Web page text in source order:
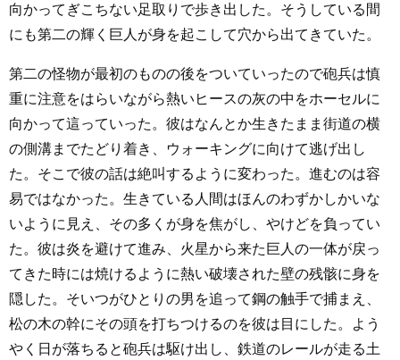
向かってぎこちない足取りで歩き出した。そうしている間
にも第二の輝く巨人が身を起こして穴から出てきていた。
第二の怪物が最初のものの後をついていったので砲兵は慎
重に注意をはらいながら熱いヒースの灰の中をホーセルに
向かって這っていった。彼はなんとか生きたまま街道の横
の側溝までたどり着き、ウォーキングに向けて逃げ出し
た。そこで彼の話は絶叫するように変わった。進むのは容
易ではなかった。生きている人間はほんのわずかしかいな
いように見え、その多くが身を焦がし、やけどを負ってい
た。彼は炎を避けて進み、火星から来た巨人の一体が戻っ
てきた時には焼けるように熱い破壊された壁の残骸に身を
隠した。そいつがひとりの男を追って鋼の触手で捕まえ、
松の木の幹にその頭を打ちつけるのを彼は目にした。よう
やく日が落ちると砲兵は駆け出し、鉄道のレールが走る土